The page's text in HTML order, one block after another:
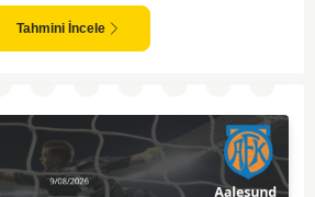
artırıyor. Ancak Molde'nin tecrübe
alındığında, deplasmanda da etkili bir
İki takımın son dönem form durumları
Tahmini İncele